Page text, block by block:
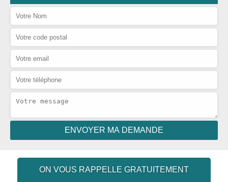
ON VOUS RAPPELLE GRATUITEMENT